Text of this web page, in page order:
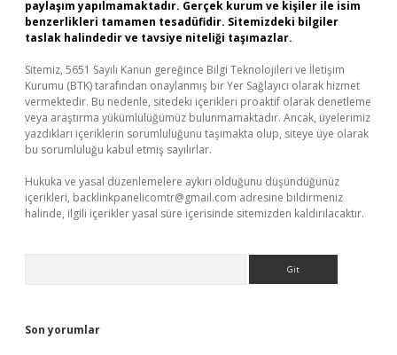
paylaşım yapılmamaktadır. Gerçek kurum ve kişiler ile isim
benzerlikleri tamamen tesadüfidir. Sitemizdeki bilgiler
taslak halindedir ve tavsiye niteliği taşımazlar.
Sitemiz, 5651 Sayılı Kanun gereğince Bilgi Teknolojileri ve İletişim
Kurumu (BTK) tarafından onaylanmış bir Yer Sağlayıcı olarak hizmet
vermektedir. Bu nedenle, sitedeki içerikleri proaktif olarak denetleme
veya araştırma yükümlülüğümüz bulunmamaktadır. Ancak, üyelerimiz
yazdıkları içeriklerin sorumluluğunu taşımakta olup, siteye üye olarak
bu sorumluluğu kabul etmiş sayılırlar.
Hukuka ve yasal düzenlemelere aykırı olduğunu düşündüğünüz
içerikleri, backlinkpanelicomtr@gmail.com adresine bildirmeniz
halinde, ilgili içerikler yasal süre içerisinde sitemizden kaldırılacaktır.
Son yorumlar